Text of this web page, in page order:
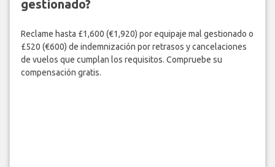
gestionado?
Reclame hasta £1,600 (€1,920) por equipaje mal gestionado o
£520 (€600) de indemnización por retrasos y cancelaciones
de vuelos que cumplan los requisitos. Compruebe su
compensación gratis.